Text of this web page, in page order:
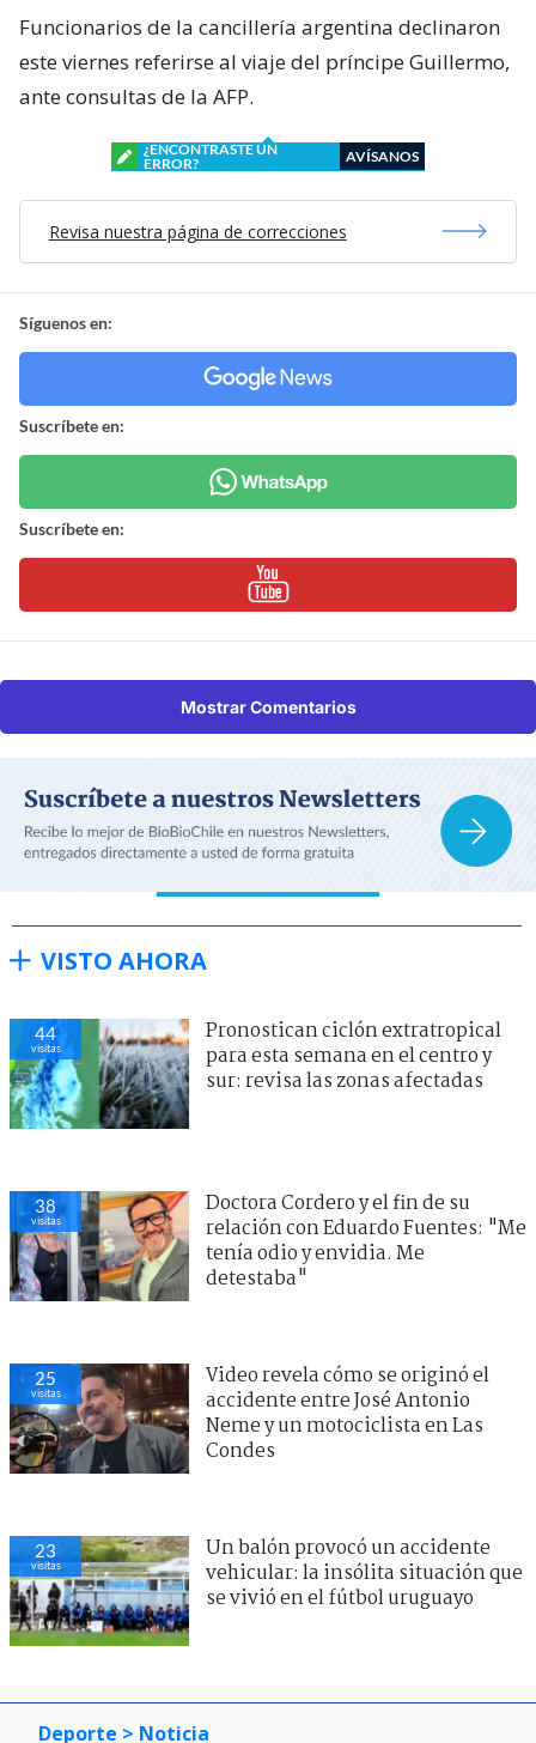
Funcionarios de la cancillería argentina declinaron
este viernes referirse al viaje del príncipe Guillermo,
ante consultas de la AFP.
¿ENCONTRASTE UN
ERROR?
AVÍSANOS
Revisa nuestra página de correcciones
Síguenos en:
Suscríbete en:
Suscríbete en:
Mostrar Comentarios
VISTO AHORA
44
visitas
Pronostican ciclón extratropical
para esta semana en el centro y
sur: revisa las zonas afectadas
38
visitas
Doctora Cordero y el fin de su
relación con Eduardo Fuentes: "Me
tenía odio y envidia. Me
detestaba"
25
visitas
Video revela cómo se originó el
accidente entre José Antonio
Neme y un motociclista en Las
Condes
23
visitas
Un balón provocó un accidente
vehicular: la insólita situación que
se vivió en el fútbol uruguayo
Deporte > Noticia